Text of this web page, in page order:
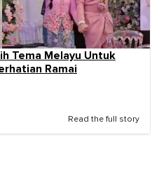
Tema Melayu Untuk
Ramai
Read the full story